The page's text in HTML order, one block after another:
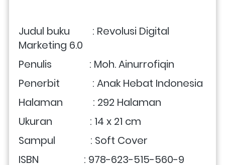
Judul buku         : Revolusi Digital
Marketing 6.0
Penulis               : Moh. Ainurrofiqin
Penerbit             : Anak Hebat Indonesia
Halaman            : 292 Halaman
Ukuran               : 14 x 21 cm
Sampul              : Soft Cover
ISBN                  : 978-623-515-560-9